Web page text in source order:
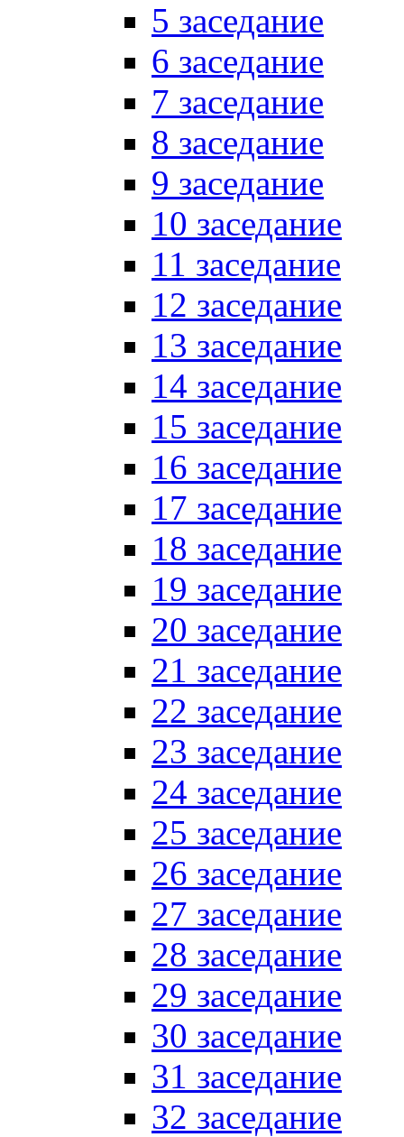
5 заседание
6 заседание
7 заседание
8 заседание
9 заседание
10 заседание
11 заседание
12 заседание
13 заседание
14 заседание
15 заседание
16 заседание
17 заседание
18 заседание
19 заседание
20 заседание
21 заседание
22 заседание
23 заседание
24 заседание
25 заседание
26 заседание
27 заседание
28 заседание
29 заседание
30 заседание
31 заседание
32 заседание